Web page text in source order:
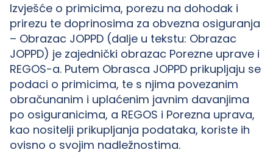
Izvješće o primicima, porezu na dohodak i
prirezu te doprinosima za obvezna osiguranja
– Obrazac JOPPD (dalje u tekstu: Obrazac
JOPPD) je zajednički obrazac Porezne uprave i
REGOS-a. Putem Obrasca JOPPD prikupljaju se
podaci o primicima, te s njima povezanim
obračunanim i uplaćenim javnim davanjima
po osiguranicima, a REGOS i Porezna uprava,
kao nositelji prikupljanja podataka, koriste ih
ovisno o svojim nadležnostima.